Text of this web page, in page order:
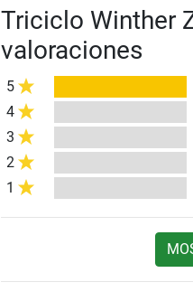
Triciclo Winther
valoraciones
5
4
3
2
1